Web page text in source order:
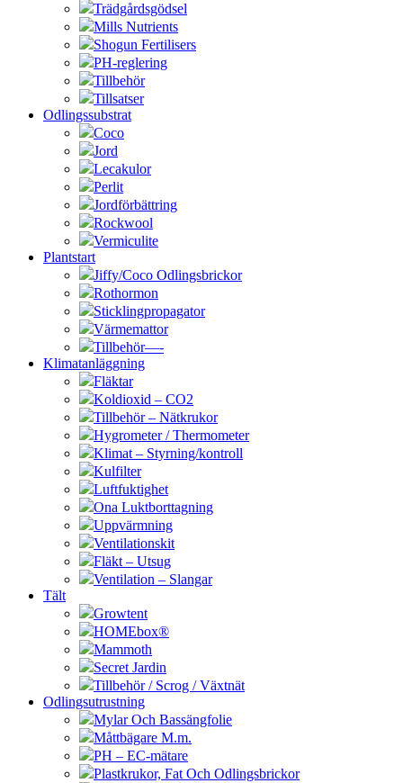
Trädgårdsgödsel
Mills Nutrients
Shogun Fertilisers
PH-reglering
Tillbehör
Tillsatser
Odlingssubstrat
Coco
Jord
Lecakulor
Perlit
Jordförbättring
Rockwool
Vermiculite
Plantstart
Jiffy/Coco Odlingsbrickor
Rothormon
Sticklingpropagator
Värmemattor
Tillbehör—-
Klimatanläggning
Fläktar
Koldioxid – CO2
Tillbehör – Nätkrukor
Hygrometer / Thermometer
Klimat – Styrning/kontroll
Kulfilter
Luftfuktighet
Ona Luktborttagning
Uppvärmning
Ventilationskit
Fläkt – Utsug
Ventilation – Slangar
Tält
Growtent
HOMEbox®
Mammoth
Secret Jardin
Tillbehör / Scrog / Växtnät
Odlingsutrustning
Mylar Och Bassängfolie
Måttbägare M.m.
PH – EC-mätare
Plastkrukor, Fat Och Odlingsbrickor